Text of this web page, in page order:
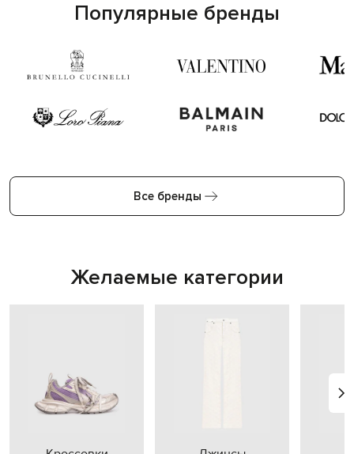
Популярные бренды
Все бренды
Желаемые категории